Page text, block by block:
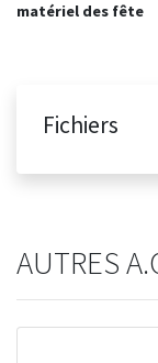
matériel des fête
Fichiers
AUTRES